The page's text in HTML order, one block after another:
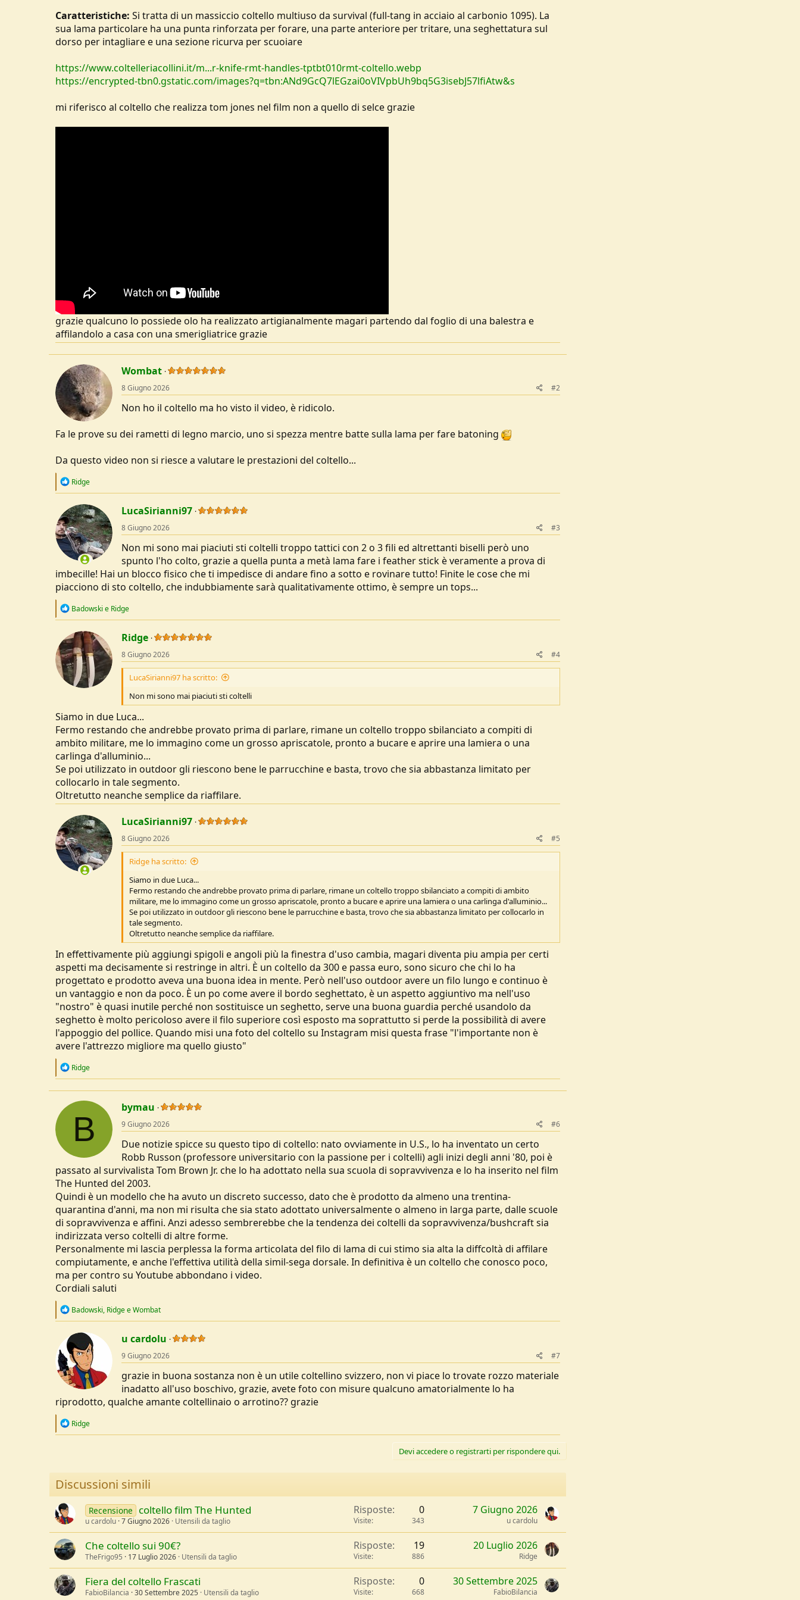
Caratteristiche: Si tratta di un massiccio coltello multiuso da survival (full-tang in acciaio al carbonio 1095). La
sua lama particolare ha una punta rinforzata per forare, una parte anteriore per tritare, una seghettatura sul
dorso per intagliare e una sezione ricurva per scuoiare
https://www.coltelleriacollini.it/m...r-knife-rmt-handles-tptbt010rmt-coltello.webp
https://encrypted-tbn0.gstatic.com/images?q=tbn:ANd9GcQ7lEGzai0oVIVpbUh9bq5G3isebJ57lfiAtw&s
mi riferisco al coltello che realizza tom jones nel film non a quello di selce grazie
grazie qualcuno lo possiede olo ha realizzato artigianalmente magari partendo dal foglio di una balestra e
affilandolo a casa con una smerigliatrice grazie
Wombat
8 Giugno 2026 #2
Non ho il coltello ma ho visto il video, è ridicolo.
Fa le prove su dei rametti di legno marcio, uno si spezza mentre batte sulla lama per fare batoning
Da questo video non si riesce a valutare le prestazioni del coltello...
R
c
t
i
o
n
s
Ridge
LucaSirianni97
8 Giugno 2026 #3
Non mi sono mai piaciuti sti coltelli troppo tattici con 2 o 3 fili ed altrettanti biselli però uno
spunto l'ho colto, grazie a quella punta a metà lama fare i feather stick è veramente a prova di
imbecille! Hai un blocco fisico che ti impedisce di andare fino a sotto e rovinare tutto! Finite le cose che mi
piacciono di sto coltello, che indubbiamente sarà qualitativamente ottimo, è sempre un tops...
R
c
t
i
o
n
s
Badowski e Ridge
Ridge
8 Giugno 2026 #4
LucaSirianni97 ha scritto:
Non mi sono mai piaciuti sti coltelli
Siamo in due Luca...
Fermo restando che andrebbe provato prima di parlare, rimane un coltello troppo sbilanciato a compiti di
ambito militare, me lo immagino come un grosso apriscatole, pronto a bucare e aprire una lamiera o una
carlinga d'alluminio...
Se poi utilizzato in outdoor gli riescono bene le parrucchine e basta, trovo che sia abbastanza limitato per
collocarlo in tale segmento.
Oltretutto neanche semplice da riaffilare.
LucaSirianni97
8 Giugno 2026 #5
Ridge ha scritto:
Siamo in due Luca...
Fermo restando che andrebbe provato prima di parlare, rimane un coltello troppo sbilanciato a compiti di ambito
militare, me lo immagino come un grosso apriscatole, pronto a bucare e aprire una lamiera o una carlinga d'alluminio...
Se poi utilizzato in outdoor gli riescono bene le parrucchine e basta, trovo che sia abbastanza limitato per collocarlo in
tale segmento.
Oltretutto neanche semplice da riaffilare.
In effettivamente più aggiungi spigoli e angoli più la finestra d'uso cambia, magari diventa piu ampia per certi
aspetti ma decisamente si restringe in altri. È un coltello da 300 e passa euro, sono sicuro che chi lo ha
progettato e prodotto aveva una buona idea in mente. Però nell'uso outdoor avere un filo lungo e continuo è
un vantaggio e non da poco. È un po come avere il bordo seghettato, è un aspetto aggiuntivo ma nell'uso
"nostro" è quasi inutile perché non sostituisce un seghetto, serve una buona guardia perché usandolo da
seghetto è molto pericoloso avere il filo superiore così esposto ma soprattutto si perde la possibilità di avere
l'appoggio del pollice. Quando misi una foto del coltello su Instagram misi questa frase "l'importante non è
avere l'attrezzo migliore ma quello giusto"
R
t
:
Ridge
B
bymau
9 Giugno 2026 #6
Due notizie spicce su questo tipo di coltello: nato ovviamente in U.S., lo ha inventato un certo
Robb Russon (professore universitario con la passione per i coltelli) agli inizi degli anni '80, poi è
passato al survivalista Tom Brown Jr. che lo ha adottato nella sua scuola di sopravvivenza e lo ha inserito nel film
The Hunted del 2003.
Quindi è un modello che ha avuto un discreto successo, dato che è prodotto da almeno una trentina-
quarantina d'anni, ma non mi risulta che sia stato adottato universalmente o almeno in larga parte, dalle scuole
di sopravvivenza e affini. Anzi adesso sembrerebbe che la tendenza dei coltelli da sopravvivenza/bushcraft sia
indirizzata verso coltelli di altre forme.
Personalmente mi lascia perplessa la forma articolata del filo di lama di cui stimo sia alta la diffcoltà di affilare
compiutamente, e anche l'effettiva utilità della simil-sega dorsale. In definitiva è un coltello che conosco poco,
ma per contro su Youtube abbondano i video.
Cordiali saluti
R
c
t
i
o
n
s
Badowski, RidgeeWombat
u cardolu
9 Giugno 2026 #7
grazie in buona sostanza non è un utile coltellino svizzero, non vi piace lo trovate rozzo materiale
inadatto all'uso boschivo, grazie, avete foto con misure qualcuno amatorialmente lo ha
riprodotto, qualche amante coltellinaio o arrotino?? grazie
R
n
s
:
Ridge
Devi accedere o registrarti per rispondere qui.
Discussioni simili
Recensione coltello film The Hunted
u cardolu 7 Giugno 2026 Utensili da taglio
Risposte 0
Visite 343
7 Giugno 2026
u cardolu
Che coltello sui 90€?
TheFrigo95 17 Luglio 2026 Utensili da taglio
Risposte 19
Visite 886
20 Luglio 2026
Ridge
Fiera del coltello Frascati
FabioBilancia 30 Settembre 2025 Utensili da taglio
Risposte 0
Visite 668
30 Settembre 2025
FabioBilancia